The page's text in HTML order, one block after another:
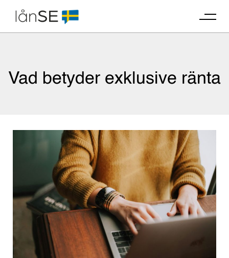
content
Vad betyder exklusive ränta